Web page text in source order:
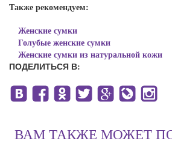
Также рекомендуем:
Женские сумки
Голубые женские сумки
Женские сумки из натуральной кожи
ПОДЕЛИТЬСЯ В:
ВАМ ТАКЖЕ МОЖЕТ